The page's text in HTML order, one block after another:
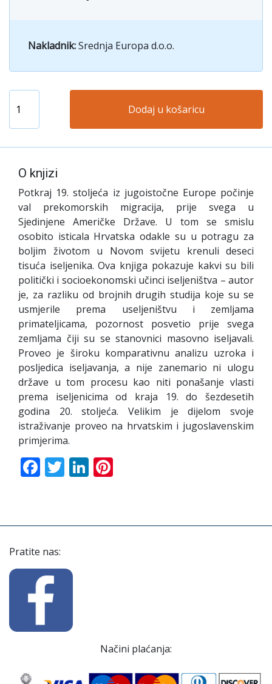
Nakladnik:Srednja Europa d.o.o.
Dodaj u košaricu
O knjizi
Potkraj 19. stoljeća iz jugoistočne Europe počinje
val prekomorskih migracija, prije svega u
Sjedinjene Američke Države. U tom se smislu
osobito isticala Hrvatska odakle su u potragu za
boljim životom u Novom svijetu krenuli deseci
tisuća iseljenika. Ova knjiga pokazuje kakvi su bili
politički i socioekonomski učinci iseljeništva – autor
je, za razliku od brojnih drugih studija koje su se
usmjerile prema useljeništvu i zemljama
primateljicama, pozornost posvetio prije svega
zemljama čiji su se stanovnici masovno iseljavali.
Proveo je široku komparativnu analizu uzroka i
posljedica iseljavanja, a nije zanemario ni ulogu
države u tom procesu kao niti ponašanje vlasti
prema iseljenicima od kraja 19. do šezdesetih
godina 20. stoljeća. Velikim je dijelom svoje
istraživanje proveo na hrvatskim i jugoslavenskim
primjerima.
Facebook
TwitterLinkedIn
Pratite nas:
Načini plaćanja: